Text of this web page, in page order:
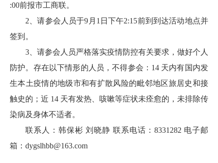
:00前报市工商联。
2、请参会人员于9月1日下午2:15前到到达活动地点并
签到。
3、请参会人员严格落实疫情防控有关要求，做好个人
防护。存在以下情形的人员，不得参会：14 天内有国内发
生本土疫情的地级市和有扩散风险的毗邻地区旅居史和接
触史的；近 14 天有发热、咳嗽等症状未痊愈的，未排除传
染病及身体不适者。
联系人：韩保彬 刘晓静 联系电话：8331282 电子邮
箱：dygslhbb@163.com